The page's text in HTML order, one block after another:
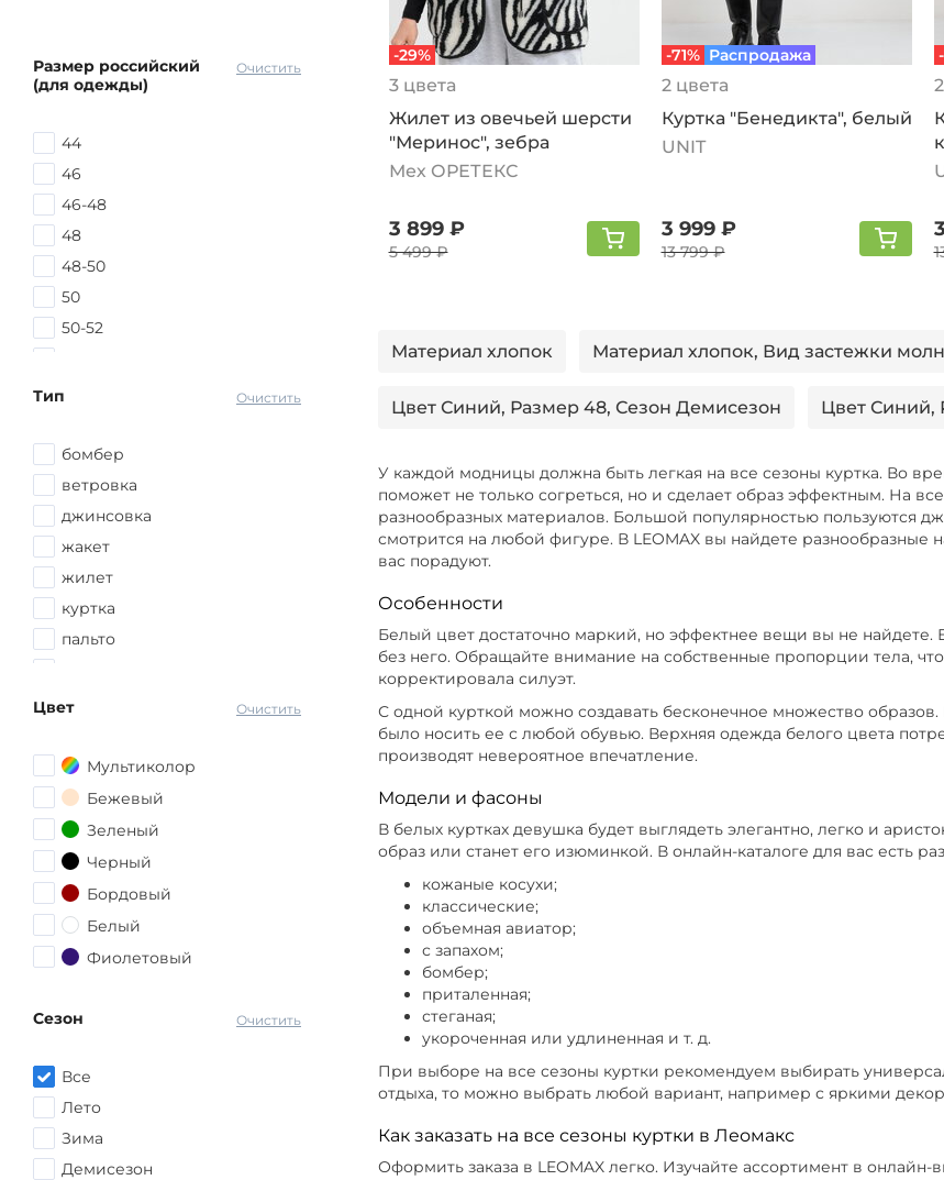
Очистить
Размер российский
(для одежды)
44
46
46-48
48
48-50
50
50-52
52-54
54-56
56
56-58
58
58-60
60
62
68-70
Очистить
Тип
бомбер
ветровка
джинсовка
жакет
жилет
куртка
пальто
худи
Очистить
Цвет
Мультиколор
Бежевый
Зеленый
Черный
Бордовый
Белый
Фиолетовый
Розовый
Желтый
Голубой
Очистить
Сезон
Все
Лето
Зима
Демисезон
-29%
3 цвета
Жилет из овечьей шерсти
"Меринос", зебра
Мех ОРЕТЕКС
3 899 ₽
5 499 ₽
-71% Распродажа
2 цвета
Куртка "Бенедикта", белый
UNIT
3 999 ₽
13 799 ₽
Материал хлопок Материал хлопок, Вид застежки
Цвет Синий, Размер 48, Сезон Демисезон Цвет Синий,
Цвет Серый, Сезон Лето
Цвет Красный, Размер 48, Сезон Демисезон Цвет
Цвет Серый, Размер 58, Сезон Демисезон
Цвет Зеленый, Размер 56 Цвет Розовый, Размер 50,
Цвет Фиолетовый, Размер 68-70, Сезон Демисезон
Цвет Серый, Размер 62-64, Сезон Демисезон Цвет
Размер 54, Сезон Лето
У каждой модницы должна быть легкая на все сезоны куртка. Во
поможет не только согреться, но и сделает образ эффектным. На
разнообразных материалов. Большой популярностью пользуются
смотрится на любой фигуре. В LEOMAX вы найдете разнообразные
вас порадуют.
Особенности
Белый цвет достаточно маркий, но эффектнее вещи вы не найдете.
без него. Обращайте внимание на собственные пропорции тела,
корректировала силуэт.
С одной курткой можно создавать бесконечное множество
было носить ее с любой обувью. Верхняя одежда белого цвета
производят невероятное впечатление.
Модели и фасоны
В белых куртках девушка будет выглядеть элегантно, легко и
образ или станет его изюминкой. В онлайн-каталоге для вас есть
кожаные косухи;
классические;
объемная авиатор;
с запахом;
бомбер;
приталенная;
стеганая;
укороченная или удлиненная и т. д.
При выборе на все сезоны куртки рекомендуем выбирать
отдыха, то можно выбрать любой вариант, например с яркими
Как заказать на все сезоны куртки в Леомакс
Оформить заказа в LEOMAX легко. Изучайте ассортимент в